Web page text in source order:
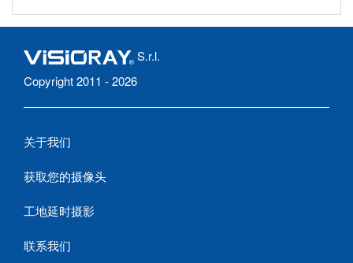
S.r.l.
Copyright 2011 - 2026
关于我们
获取您的摄像头
工地延时摄影
联系我们